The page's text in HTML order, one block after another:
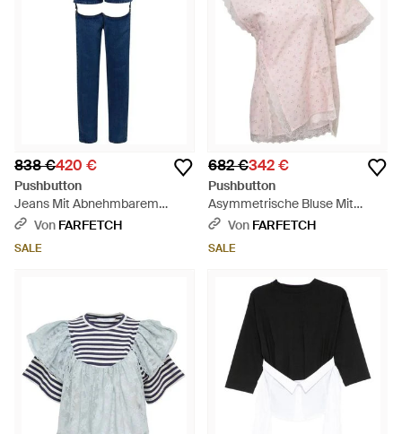
838 €420 €
Pushbutton
Jeans Mit Abnehmbarem
Strumpfhalter - Blau
Von FARFETCH
SALE
682 €342 €
Pushbutton
Asymmetrische Bluse Mit
Sternen - Pink
Von FARFETCH
SALE